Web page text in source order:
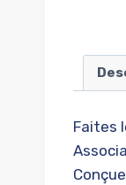
Faites